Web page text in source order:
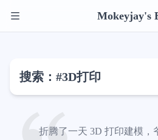
Mokeyjay's
搜索：#3D打印
折腾了一天 3D 打印建模，